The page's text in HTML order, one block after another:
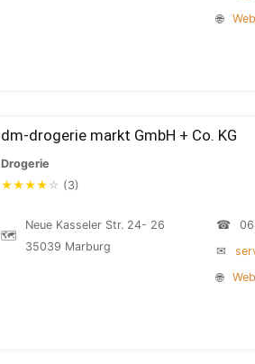
🌐
dm-drogerie markt GmbH + Co. KG
Drogerie
★★★★ ☆ (3)
🗺
Neue Kasseler Str. 24- 26
35039 Marburg
☎
✉
🌐